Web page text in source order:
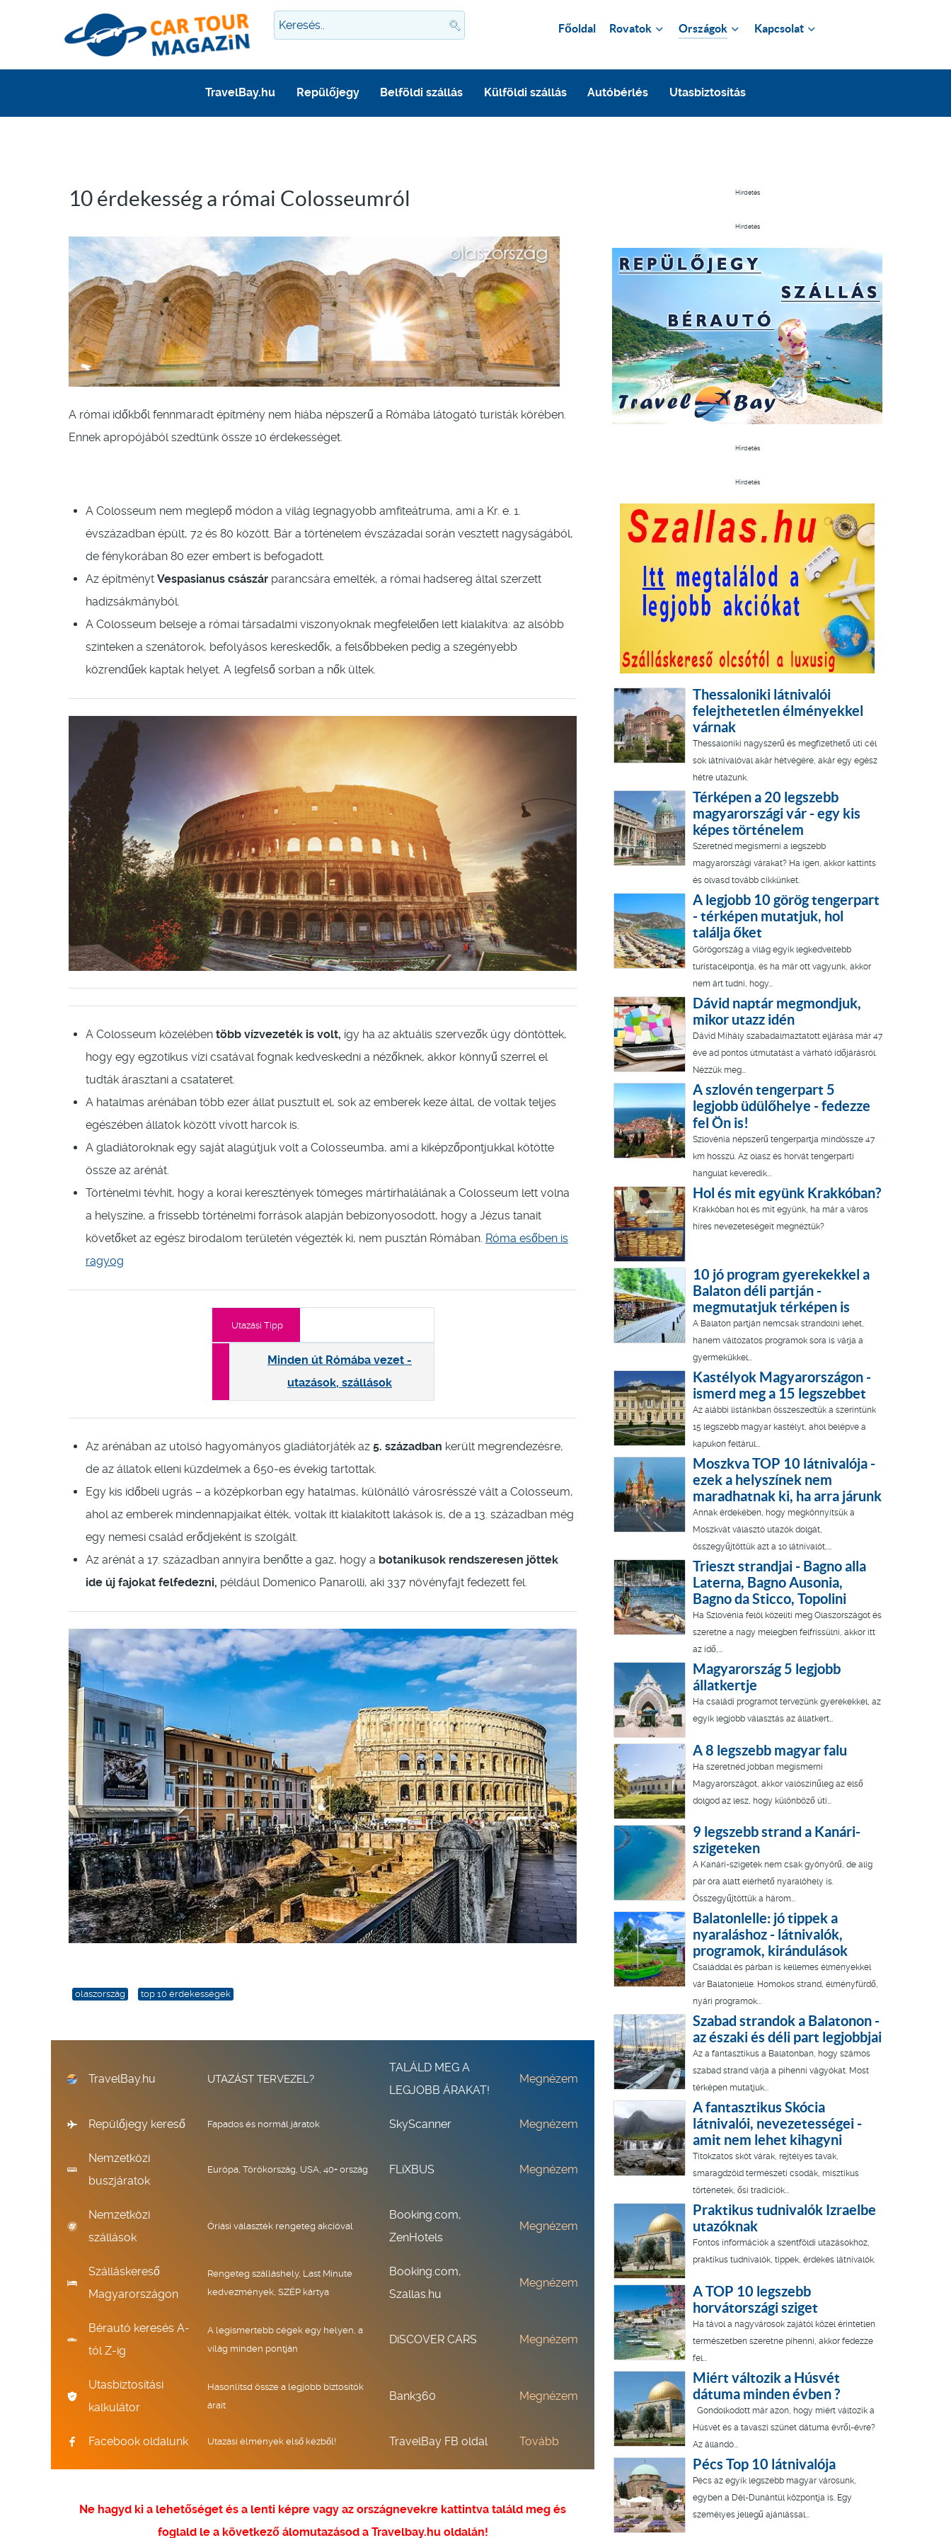
Főoldal Rovatok Országok Kapcsolat
TravelBay.hu Repülőjegy Belföldi szállás Külföldi szállás Autóbérlés Utasbiztosítás
10 érdekesség a római Colosseumról
A római időkből fennmaradt építmény nem hiába népszerű a Rómába látogató turisták körében.
Ennek apropójából szedtünk össze 10 érdekességet.
A Colosseum nem meglepő módon a világ legnagyobb amfiteátruma, ami a Kr. e. 1.
évszázadban épült, 72 és 80 között. Bár a történelem évszázadai során vesztett nagyságából,
de fénykorában 80 ezer embert is befogadott.
Az építményt Vespasianus császár parancsára emelték, a római hadsereg által szerzett
hadizsákmányból.
A Colosseum belseje a római társadalmi viszonyoknak megfelelően lett kialakítva: az alsóbb
szinteken a szenátorok, befolyásos kereskedők, a felsőbbeken pedig a szegényebb
közrendűek kaptak helyet. A legfelső sorban a nők ültek.
A Colosseum közelében több vízvezeték is volt, így ha az aktuális szervezők úgy döntöttek,
hogy egy egzotikus vízi csatával fognak kedveskedni a nézőknek, akkor könnyű szerrel el
tudták árasztani a csatateret.
A hatalmas arénában több ezer állat pusztult el, sok az emberek keze által, de voltak teljes
egészében állatok között vívott harcok is.
A gladiátoroknak egy saját alagútjuk volt a Colosseumba, ami a kiképzőpontjukkal kötötte
össze az arénát.
Történelmi tévhit, hogy a korai keresztények tömeges mártírhalálának a Colosseum lett volna
a helyszíne, a frissebb történelmi források alapján bebizonyosodott, hogy a Jézus tanait
követőket az egész birodalom területén végezték ki, nem pusztán Rómában. Róma esőben is
ragyog
Utazási Tipp
Minden út Rómába vezet -
utazások, szállások
Az arénában az utolsó hagyományos gladiátorjáték az 5. században került megrendezésre,
de az állatok elleni küzdelmek a 650-es évekig tartottak.
Egy kis időbeli ugrás – a középkorban egy hatalmas, különálló városrésszé vált a Colosseum,
ahol az emberek mindennapjaikat élték, voltak itt kialakított lakások is, de a 13. században még
egy nemesi család erődjeként is szolgált.
Az arénát a 17. században annyira benőtte a gaz, hogy a botanikusok rendszeresen jöttek
ide új fajokat felfedezni, például Domenico Panarolli, aki 337 növényfajt fedezett fel.
olaszország top 10 érdekességek
TravelBay.hu UTAZÁST TERVEZEL?
TALÁLD MEG A
LEGJOBB ÁRAKAT!
Megnézem
Repülőjegy kereső Fapados és normál járatok SkyScanner Megnézem
Nemzetközi
buszjáratok
Európa, Törökország, USA, 40+ ország FLiXBUS Megnézem
Nemzetközi
szállások
Óriási választék rengeteg akcióval
Booking.com,
ZenHotels
Megnézem
Szálláskereső
Magyarországon
Rengeteg szálláshely, Last Minute
kedvezmények, SZÉP kártya
Booking.com,
Szallas.hu
Megnézem
Bérautó keresés A-
tól Z-ig
A legismertebb cégek egy helyen, a
világ minden pontján
DiSCOVER CARS Megnézem
Utasbiztosítási
kalkulátor
Hasonlítsd össze a legjobb biztosítók
árait
Bank360 Megnézem
Facebook oldalunk Utazási élmények első kézből! TravelBay FB oldal Tovább
Ne hagyd ki a lehetőséget és a lenti képre vagy az országnevekre kattintva találd meg és
foglald le a következő álomutazásod a Travelbay.hu oldalán!
Hirdetés
Hirdetés
Hirdetés
Hirdetés
Thessaloniki látnivalói
felejthetetlen élményekkel
várnak
Thessaloniki nagyszerű és megfizethető úti cél
sok látnivalóval akár hétvégére, akár egy egész
hétre utazunk.
Térképen a 20 legszebb
magyarországi vár - egy kis
képes történelem
Szeretnéd megismerni a legszebb
magyarországi várakat? Ha igen, akkor kattints
és olvasd tovább cikkünket.
A legjobb 10 görög tengerpart
- térképen mutatjuk, hol
találja őket
Görögország a világ egyik legkedveltebb
turistacélpontja, és ha már ott vagyunk, akkor
nem árt tudni, hogy...
Dávid naptár megmondjuk,
mikor utazz idén
Dávid Mihály szabadalmaztatott eljárása már 47
éve ad pontos útmutatást a várható időjárásról.
Nézzük meg...
A szlovén tengerpart 5
legjobb üdülőhelye - fedezze
fel Ön is!
Szlovénia népszerű tengerpartja mindössze 47
km hosszú. Az olasz és horvát tengerparti
hangulat keveredik...
Hol és mit együnk Krakkóban?
Krakkóban hol és mit együnk, ha már a város
híres nevezeteségeit megnéztük?
10 jó program gyerekekkel a
Balaton déli partján -
megmutatjuk térképen is
A Balaton partján nemcsak strandolni lehet,
hanem változatos programok sora is várja a
gyermekükkel...
Kastélyok Magyarországon -
ismerd meg a 15 legszebbet
Az alábbi listánkban összeszedtük a szerintünk
15 legszebb magyar kastélyt, ahol belépve a
kapukon feltárul...
Moszkva TOP 10 látnivalója -
ezek a helyszínek nem
maradhatnak ki, ha arra járunk
Annak érdekében, hogy megkönnyítsük a
Moszkvát választó utazók dolgát,
összegyűjtöttük azt a 10 látnivalót,...
Trieszt strandjai - Bagno alla
Laterna, Bagno Ausonia,
Bagno da Sticco, Topolini
Ha Szlovénia felöl közelíti meg Olaszországot és
szeretne a nagy melegben felfrissülni, akkor itt
az idő,...
Magyarország 5 legjobb
állatkertje
Ha családi programot tervezünk gyerekekkel, az
egyik legjobb választás az állatkert…
A 8 legszebb magyar falu
Ha szeretnéd jobban megismerni
Magyarországot, akkor valószínűleg az első
dolgod az lesz, hogy különböző úti...
9 legszebb strand a Kanári-
szigeteken
A Kanári-szigetek nem csak gyönyörű, de alig
pár óra alatt elérhető nyaralóhely is.
Összegyűjtöttük a három...
Balatonlelle: jó tippek a
nyaraláshoz - látnivalók,
programok, kirándulások
Családdal és párban is kellemes élményekkel
vár Balatonlelle. Homokos strand, élményfürdő,
nyári programok...
Szabad strandok a Balatonon -
az északi és déli part legjobbjai
Az a fantasztikus a Balatonban, hogy számos
szabad strand várja a pihenni vágyókat. Most
térképen mutatjuk...
A fantasztikus Skócia
látnivalói, nevezetességei -
amit nem lehet kihagyni
Titokzatos skót várak, rejtélyes tavak,
smaragdzöld természeti csodák, misztikus
történetek, ősi tradíciók...
Praktikus tudnivalók Izraelbe
utazóknak
Fontos információk a szentföldi utazásokhoz,
praktikus tudnivalók, tippek, érdekes látnivalók.
A TOP 10 legszebb
horvátországi sziget
Ha távol a nagyvárosok zajától közel érintetlen
természetben szeretne pihenni, akkor fedezze
fel...
Miért változik a Húsvét
dátuma minden évben ?
Gondolkodott már azon, hogy miért változik a
Húsvét és a tavaszi szünet dátuma évről-évre?
Az állandó...
Pécs Top 10 látnivalója
Pécs az egyik legszebb magyar városunk,
egyben a Dél-Dunántúl központja is. Egy
személyes jellegű ajánlással...